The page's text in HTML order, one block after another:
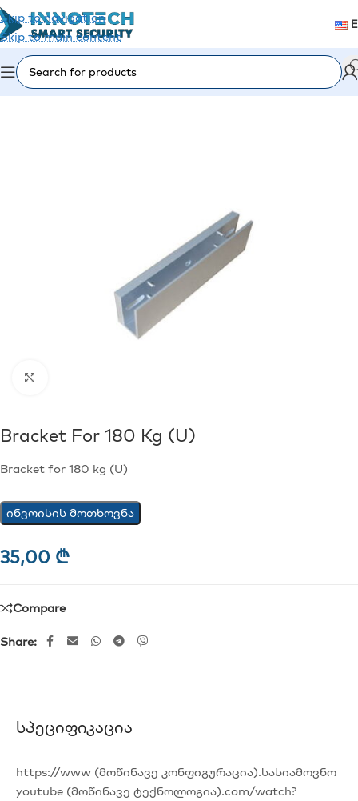
Skip to navigation
Skip to main content
Home/Accessories
Bracket For 180 Kg (U)
Bracket for 180 kg (U)
ინვოისის მოთხოვნა
35,00 ₾
Compare
Share:
Სპეციფიკაცია
https://www (მოწინავე კონფიგურაცია).სასიამოვნო
youtube (მოწინავე ტექნოლოგია).com/watch?